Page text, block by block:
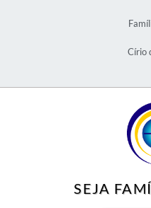
Círio
SEJA